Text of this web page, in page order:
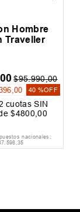
Hombre
Traveller
00 $95.990,00
,00 40 %OFF
cuotas SIN
$4800 ,00
nacionales:
.598,35